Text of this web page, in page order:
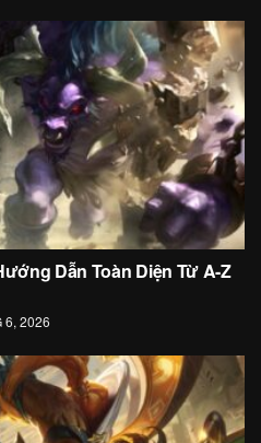
Dẫn Toàn Diện Từ A-Z
6, 2026